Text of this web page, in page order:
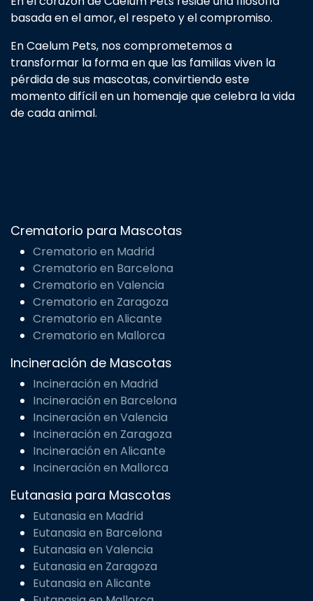
Acerca de
En el corazón de Caelum Pets reside una filosofía
basada en el amor, el respeto y el compromiso.
En Caelum Pets, nos comprometemos a
transformar la forma en que las familias viven la
pérdida de sus mascotas, convirtiendo este
de cada animal.
Crematorio para Mascotas
Crematorio en Madrid
Crematorio en Barcelona
Crematorio en Valencia
Crematorio en Zaragoza
Crematorio en Alicante
Crematorio en Mallorca